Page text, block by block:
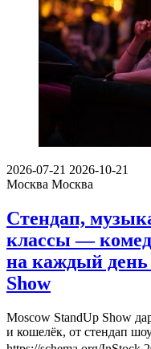
2026-07-21 2026-10-21
Москва Москва
Стендап,
классы —
на каждый день
Show
Moscow StandUp Show
и кошелёк, от стендап